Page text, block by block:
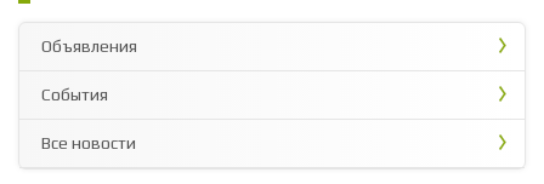
Объявления
События
Все новости